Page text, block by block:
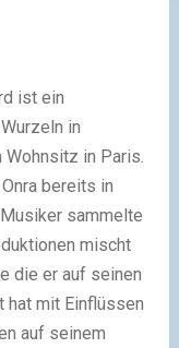
ist ein
in
Wohnsitz in Paris.
bereits in
sammelte
mischt
die er auf seinen
hat mit Einflüssen
auf seinem